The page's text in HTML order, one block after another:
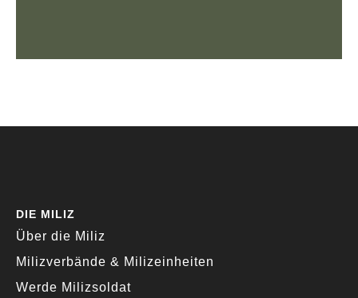
DIE MILIZ
Über die Miliz
Milizverbände & Milizeinheiten
Werde Milizsoldat